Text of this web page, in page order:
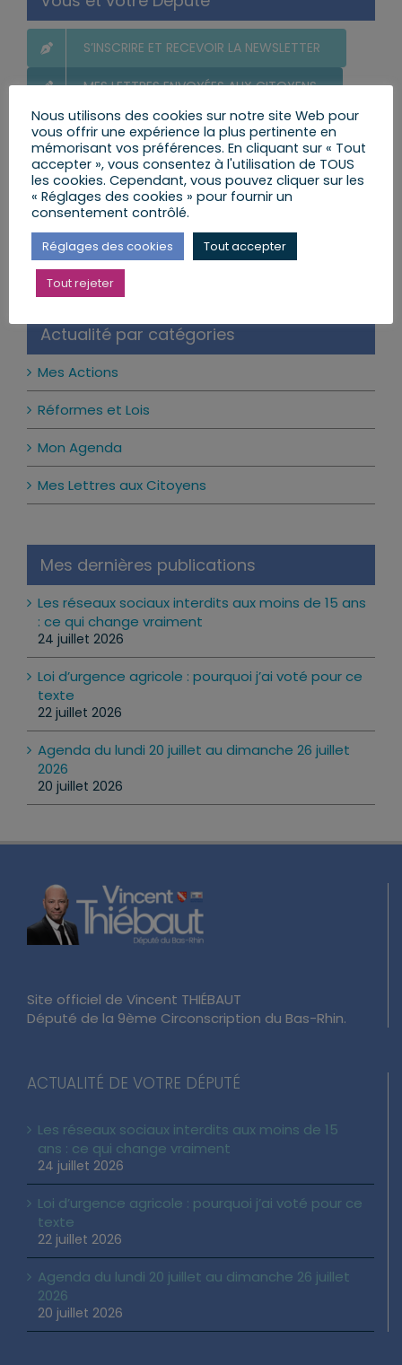
S’INSCRIRE ET RECEVOIR LA NEWSLETTER
MES LETTRES ENVOYÉES AUX CITOYENS
POSER UNE QUESTION AU DÉPUTÉ
LE CALENDRIER DES PERMANENCES
Ma prochaine permanence
Notice
Il n’y a pas d’évènements à venir.
Actualité par catégories
Mes Actions
Réformes et Lois
Mon Agenda
Mes Lettres aux Citoyens
Mes dernières publications
Les réseaux sociaux interdits aux moins de 15 ans
: ce qui change vraiment
24 juillet 2026
Loi d’urgence agricole : pourquoi j’ai voté pour ce
texte
22 juillet 2026
Agenda du lundi 20 juillet au dimanche 26 juillet
2026
20 juillet 2026
Site officiel de Vincent THIÉBAUT
Député de la 9ème Circonscription du Bas-Rhin.
ACTUALITÉ DE VOTRE DÉPUTÉ
Les réseaux sociaux interdits aux moins de 15
ans : ce qui change vraiment
24 juillet 2026
Loi d’urgence agricole : pourquoi j’ai voté pour ce
texte
22 juillet 2026
Agenda du lundi 20 juillet au dimanche 26 juillet
2026
20 juillet 2026
Nous utilisons des cookies sur notre site Web pour
vous offrir une expérience la plus pertinente en
mémorisant vos préférences. En cliquant sur « Tout
accepter », vous consentez à l'utilisation de TOUS
les cookies. Cependant, vous pouvez cliquer sur les
« Réglages des cookies » pour fournir un
consentement contrôlé.
Réglages des cookies Tout accepter
Tout rejeter